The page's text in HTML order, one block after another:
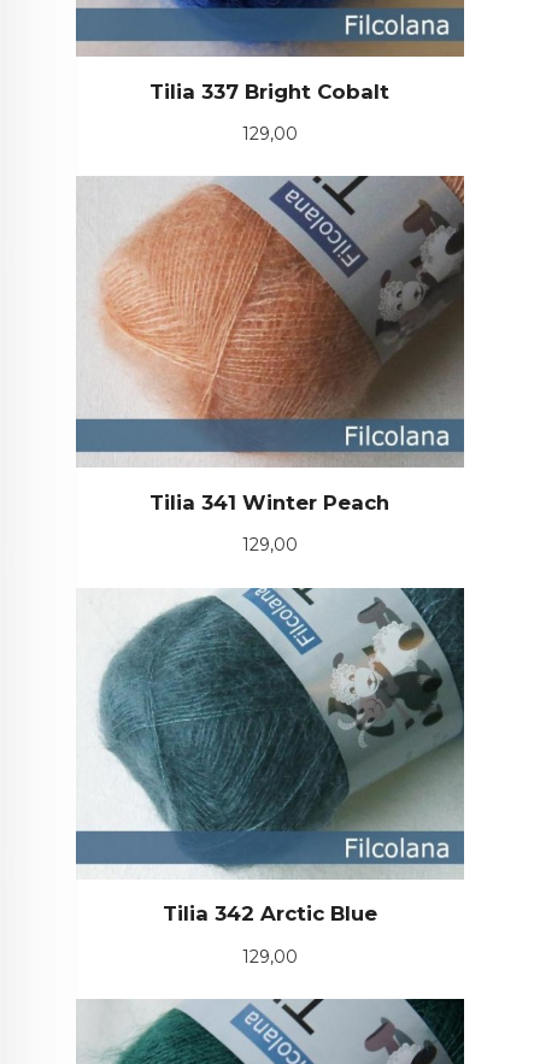
Tilia 337 Bright Cobalt
Pris
129,00
Tilia 341 Winter Peach
Pris
129,00
Tilia 342 Arctic Blue
Pris
129,00